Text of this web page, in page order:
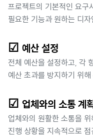
프로젝트의 기본적인 요구
필요한 기능과 원하는 디
☑ 예산 설정
전체 예산을 설정하고, 각
예산 초과를 방지하기 위
☑ 업체와의 소통 계
업체와의 원활한 소통을
진행 상황을 지속적으로